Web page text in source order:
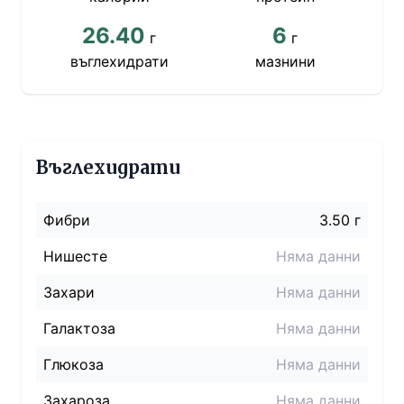
26.40 г
въглехидрати
6 г
мазнини
Въглехидрати
Фибри
3.50 г
Нишесте
Няма данни
Захари
Няма данни
Галактоза
Няма данни
Глюкоза
Няма данни
Захароза
Няма данни